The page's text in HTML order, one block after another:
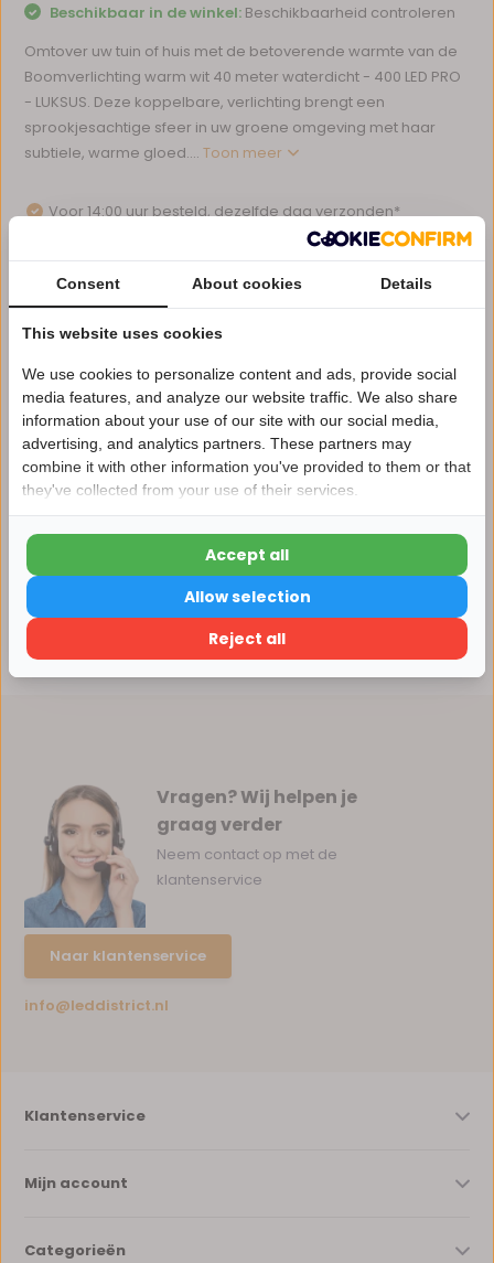
Beschikbaar in de winkel: Beschikbaarheid controleren
Omtover uw tuin of huis met de betoverende warmte van de
Boomverlichting warm wit 40 meter waterdicht - 400 LED PRO
- LUKSUS. Deze koppelbare, verlichting brengt een
sprookjesachtige sfeer in uw groene omgeving met haar
subtiele, warme gloed....Toon meer
Voor 14:00 uur besteld, dezelfde dag verzonden*
1 tot 10 jaar garantie op verlichting
Afhalen in ons magazijn direct mogelijk
Productomschrijving
Specificaties
Reviews
Delen
Vragen? Wij helpen je
graag verder
Neem contact op met de
klantenservice
Naar klantenservice
info@leddistrict.nl
Klantenservice
Mijn account
Categorieën
Nu 15% korting
15korting
15% korting
Verder winkelen
Consent About cookies Details
This website uses cookies
We use cookies to personalize content and ads, provide social
media features, and analyze our website traffic. We also share
information about your use of our site with our social media,
advertising, and analytics partners. These partners may
combine it with other information you've provided to them or that
they've collected from your use of their services.
Reject all
Allow selection
Accept all